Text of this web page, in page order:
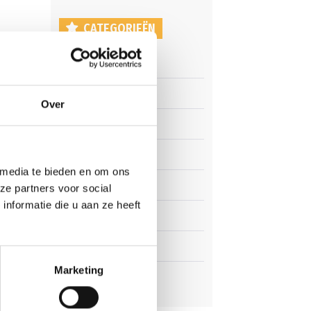
Over
te bieden en om ons
partners voor social
die u aan ze heeft
Marketing
de
of
CATEGORIEËN
Clubnieuws
Junioren
Dames
Zaterdag
Business Club